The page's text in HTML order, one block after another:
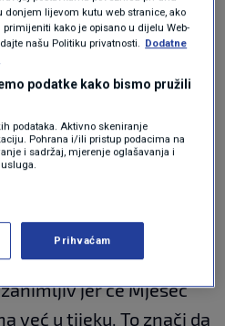
površinu. Upravo zbog te
potpuna pomrčina
i popularan naziv
pomrčina Sunca svakih 20
ostvarila nemoguće
ovaj će nebeski
jer će Mjesec
već u tijeku. To znači da
donjem lijevom kutu web stranice, ako
kako je opisano u dijelu Web-
našu Politiku privatnosti. Dodatne
podatke kako bismo pružili
podataka. Aktivno skeniranje
Pohrana i/ili pristup podacima na
i sadržaj, mjerenje oglašavanja i
Prihvaćam